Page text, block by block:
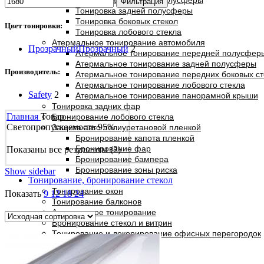
Тонировка задней полусферы
Тонировка боковых стекол
Тонировка лобового стекла
Атермальное тонирование автомобиля
Атермальное тонирование передней
Атермальное тонирование задней полусферы
Атермальное тонирование передних боковых
Атермальное тонирование лобового стекла
Атермальное тонирование панорамной крыши
Тонировка задних фар
Бронирование лобового стекла
Защита авто полиуретановой пленкой
Бронирование капота пленкой
Бронирование фар
Бронирование бампера
Бронирование зоны риска
Тонирование, бронирование стекол
Тонирование окон
Тонирование балконов
Атермальное тонирование
Бронирование стекол и витрин
Тонирование и декорирование офисных перегородок
Smart-стекло
Тонирование витрин
Цвет тонировки:
ПрозрачныйПрозрачный 2
Производитель:
Safety 2
Главная Товар
Светопропускаемость95%
Показаны все результаты (2)
Show sidebar
Показать9 121824